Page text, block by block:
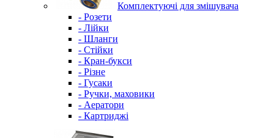
Комплектуючі для змішувача
- Розети
- Лійки
- Шланги
- Стійки
- Кран-букси
- Різне
- Гусаки
- Ручки, маховики
- Аератори
- Картриджі